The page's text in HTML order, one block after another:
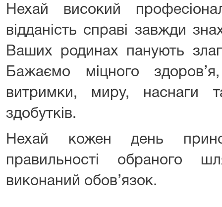
Нехай високий
відданість справі завжди
Ваших родинах панують
Бажаємо міцного здоров’я,
витримки, миру, наснаги
здобутків.
Нехай кожен день
правильності обраного
виконаний обов’язок.